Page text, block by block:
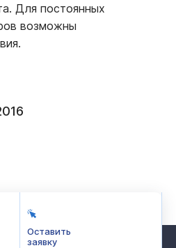
Для постоянных
возможны
Оставить
заявку